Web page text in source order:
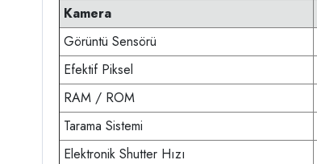
Kamera
Görüntü Sensörü
Efektif Piksel
RAM / ROM
Tarama Sistemi
Elektronik Shutter Hızı